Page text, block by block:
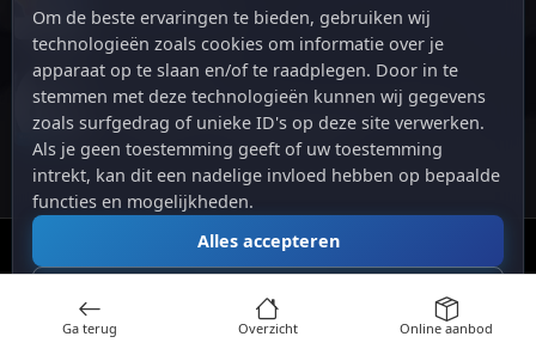
Tips en Tricks
April 12, 2026
De opkomst van Markttrading 2.0: Een
revolutie in online handelen.
Markttrading. Alle rechten voorbehouden.
Om de beste ervaringen te bieden, gebruiken wij
technologieën zoals cookies om informatie over je
apparaat op te slaan en/of te raadplegen. Door in te
stemmen met deze technologieën kunnen wij gegevens
zoals surfgedrag of unieke ID's op deze site verwerken.
Als je geen toestemming geeft of uw toestemming
intrekt, kan dit een nadelige invloed hebben op bepaalde
functies en mogelijkheden.
Alles accepteren
Alles afwijzen
Ga terug Overzicht Online aanbod